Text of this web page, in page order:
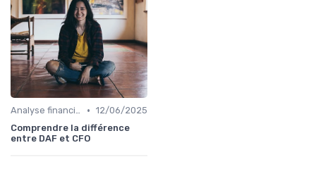
Analyse financière • 12/06/2025
Comprendre la différence
entre DAF et CFO